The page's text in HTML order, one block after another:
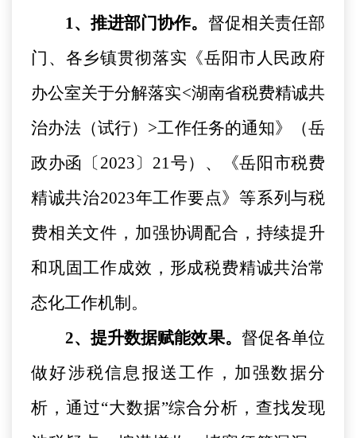
1、推进部门协作。 督促相关责任部
门、各乡镇贯彻落实《岳阳市人民政府
办公室关于分解落实<湖南省税费精诚共
治办法（试行）>工作任务的通知》（岳
政办函〔2023〕21号）、《岳阳市税费
精诚共治2023年工作要点》等系列与税
费相关文件，加强协调配合，持续提升
和巩固工作成效，形成税费精诚共治常
态化工作机制。
2、提升数据赋能效果。 督促各单位
做好涉税信息报送工作，加强数据分
析，通过“大数据”综合分析，查找发现